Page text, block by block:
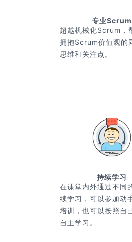
专业Scrum
超越机械化Scrum，
拥抱Scrum价值观的
思维和关注点。
持续学习
在课堂内外通过不同
续学习，可以参加动
培训，也可以按照自
自主学习。